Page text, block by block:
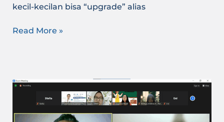
kecil-kecilan bisa “upgrade” alias
Read More »
Diajak